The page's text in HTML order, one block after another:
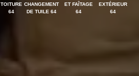
TOITURE
64
CHANGEMENT
DE TUILE 64
ET FAÎTAGE
64
EXTÉRIEUR
64